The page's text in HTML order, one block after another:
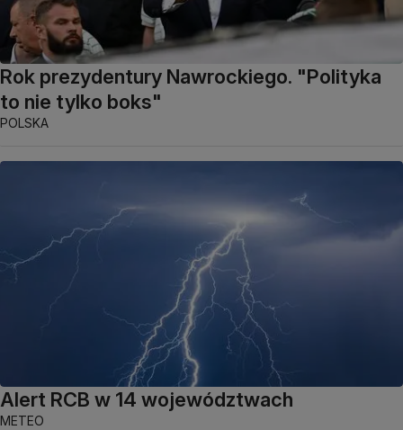
Rok prezydentury Nawrockiego. "Polityka
to nie tylko boks"
POLSKA
Alert RCB w 14 województwach
METEO